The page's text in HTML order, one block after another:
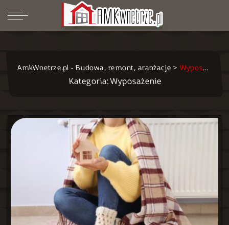
AmkWnetrze.pl - Budowa, remont, aranżacje>Wyposażenie
Kategoria: Wyposażenie